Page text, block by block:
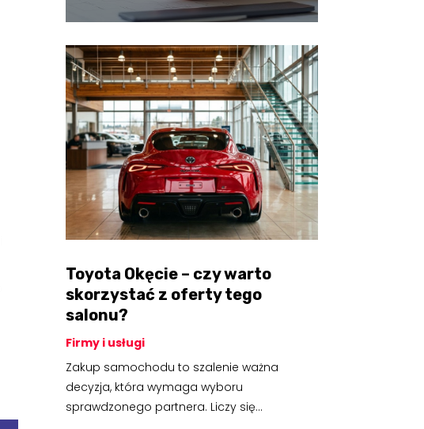
Toyota Okęcie – czy warto
skorzystać z oferty tego
salonu?
Firmy i usługi
Zakup samochodu to szalenie ważna
decyzja, która wymaga wyboru
sprawdzonego partnera. Liczy się...